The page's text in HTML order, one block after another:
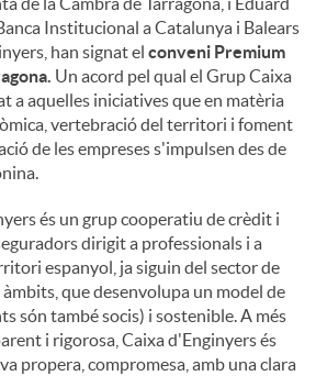
Institucional a Catalunya i Balears
han signat el conveni Premium
Un acord pel qual el Grup Caixa
a aquelles iniciatives que en matèria
vertebració del territori i foment
de les empreses s'impulsen des de
és un grup cooperatiu de crèdit i
dirigit a professionals i a
espanyol, ja siguin del sector de
que desenvolupa un model de
són també socis) i sostenible. A més
i rigorosa, Caixa d'Enginyers és
propera, compromesa, amb una clara